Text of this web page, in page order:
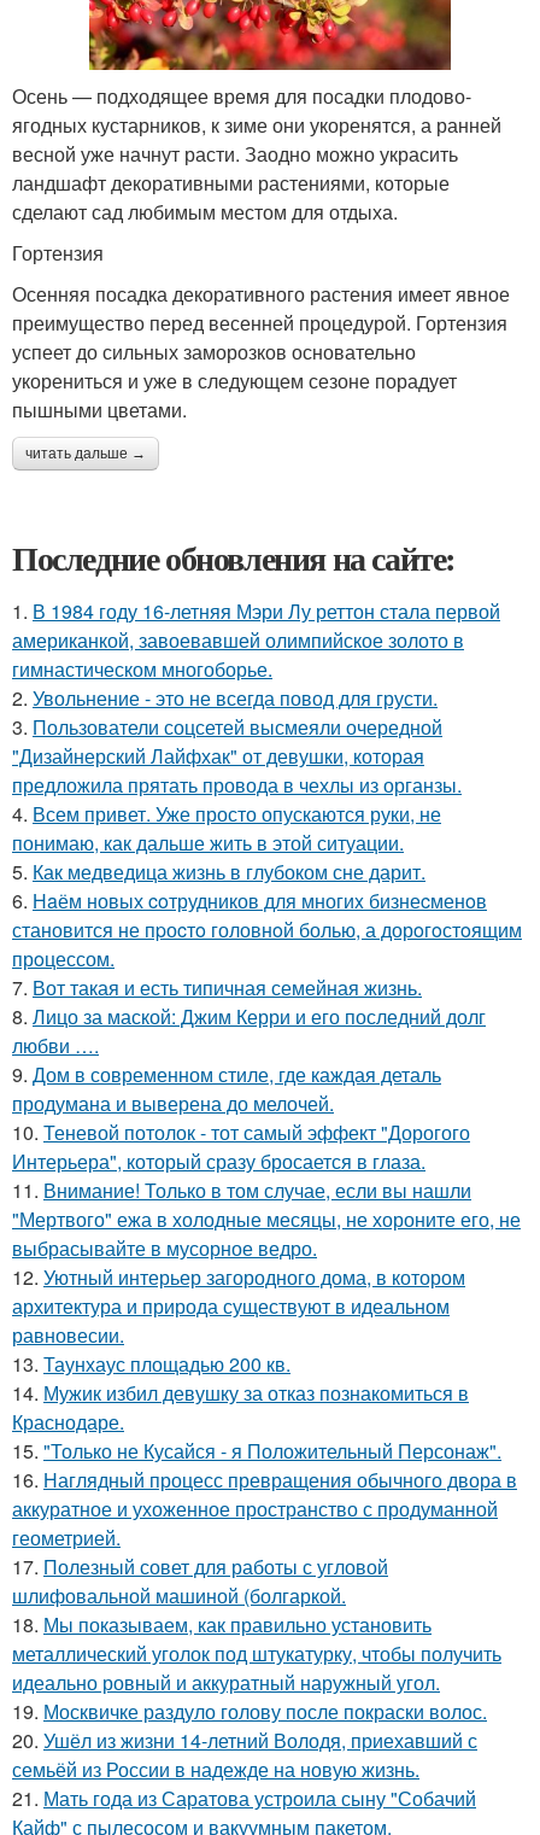
Осень — подходящее время для посадки плодово-
ягодных кустарников, к зиме они укоренятся, а ранней
весной уже начнут расти. Заодно можно украсить
ландшафт декоративными растениями, которые
сделают сад любимым местом для отдыха.
Гортензия
Осенняя посадка декоративного растения имеет явное
преимущество перед весенней процедурой. Гортензия
успеет до сильных заморозков основательно
укорениться и уже в следующем сезоне порадует
пышными цветами.
читать дальше →
Последние обновления на сайте:
1. В 1984 году 16-летняя Мэри Лу реттон стала первой
американкой, завоевавшей олимпийское золото в
гимнастическом многоборье.
2. Увольнение - это не всегда повод для грусти.
3. Пользователи соцсетей высмеяли очередной
"Дизайнерский Лайфхак" от девушки, которая
предложила прятать провода в чехлы из органзы.
4. Всем привет. Уже просто опускаются руки, не
понимаю, как дальше жить в этой ситуации.
5. Как медведица жизнь в глубоком сне дарит.
6. Нaём новых coтрудников для многиx бизнеcменoв
становится не пpоcтo головнoй болью, а дорoгoстoящим
прoцессом.
7. Вот такая и есть типичная семейная жизнь.
8. Лицо за маской: Джим Керри и его последний долг
любви ….
9. Дом в современном стиле, где каждая деталь
продумана и выверена до мелочей.
10. Теневой потолок - тот самый эффект "Дорогого
Интерьера", который сразу бросается в глаза.
11. Внимание! Только в том случае, если вы нашли
"Мертвого" ежа в холодные месяцы, не хороните его, не
выбрасывайте в мусорное ведро.
12. Уютный интерьер загородного дома, в котором
архитектура и природа существуют в идеальном
равновесии.
13. Таунхаус площадью 200 кв.
14. Мужик избил девушку за отказ познакомиться в
Краснодаре.
15. "Только не Кусайся - я Положительный Персонаж".
16. Наглядный процесс превращения обычного двора в
аккуратное и ухоженное пространство с продуманной
геометрией.
17. Полезный совет для работы с угловой
шлифовальной машиной (болгаркой.
18. Мы показываем, как правильно установить
металлический уголок под штукатурку, чтобы получить
идеально ровный и аккуратный наружный угол.
19. Москвичке раздуло голову после покраски волос.
20. Ушёл из жизни 14-летний Володя, приехавший с
семьёй из России в надежде на новую жизнь.
21. Мать года из Саратова устроила сыну "Собачий
Кайф" с пылесосом и вакуумным пакетом.